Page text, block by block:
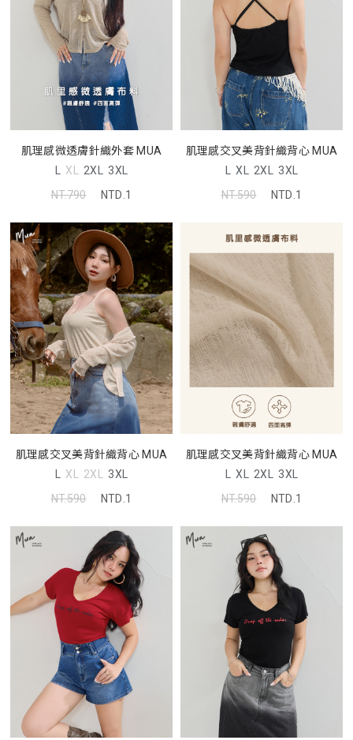
肌理感微透膚針織外套 MUA
L XL 2XL 3XL
NT.790
NTD.1
肌理感交叉美背針織背心 MUA
L XL 2XL 3XL
NT.590
NTD.1
肌理感交叉美背針織背心 MUA
L XL 2XL 3XL
NT.590
NTD.1
肌理感交叉美背針織背心 MUA
L XL 2XL 3XL
NT.590
NTD.1